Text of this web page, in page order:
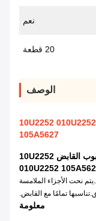
نعم
20 قطعة
الوصف
قطع غيار طابعة رولاند القابض الوسادة 10U2252 010U2252
105A5627
قطع غيار طابعة رولاند من الصلب المصبوب القابض 10U2252
010U2252
نحت الأجزاء الملامسة
تمامًا مع القابض.
معلومة